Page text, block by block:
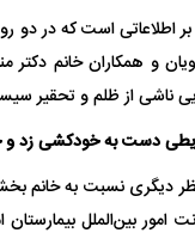
بر اطلاعاتی است که در
و همکاران خانم
ناشی از ظلم و تحقیر
دست به خودکشی زد و
دیگری نسبت به خانم
بین‌الملل بیمارستان